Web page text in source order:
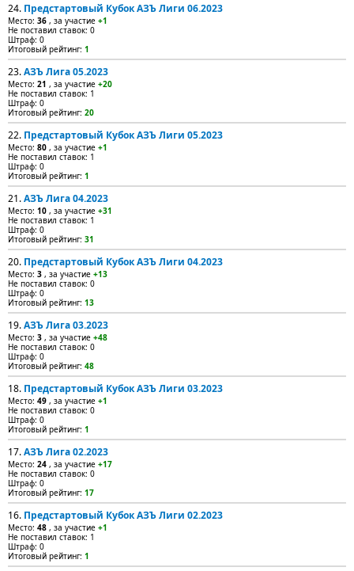
24. Предстартовый Кубок АЗЪ Лиги 06.2023
Место: 36 , за участие +1
Не поставил ставок: 0
Штраф: 0
Итоговый рейтинг: 1
23.АЗЪ Лига 05.2023
Место: 21 , за участие +20
Не поставил ставок: 1
Штраф: 0
Итоговый рейтинг: 20
22. Предстартовый Кубок АЗЪ Лиги 05.2023
Место: 80 , за участие +1
Не поставил ставок: 1
Штраф: 0
Итоговый рейтинг: 1
21.АЗЪ Лига 04.2023
Место: 10 , за участие +31
Не поставил ставок: 1
Штраф: 0
Итоговый рейтинг: 31
20. Предстартовый Кубок АЗЪ Лиги 04.2023
Место: 3 , за участие +13
Не поставил ставок: 0
Штраф: 0
Итоговый рейтинг: 13
19.АЗЪ Лига 03.2023
Место: 3 , за участие +48
Не поставил ставок: 0
Штраф: 0
Итоговый рейтинг: 48
18. Предстартовый Кубок АЗЪ Лиги 03.2023
Место: 49 , за участие +1
Не поставил ставок: 0
Штраф: 0
Итоговый рейтинг: 1
17.АЗЪ Лига 02.2023
Место: 24 , за участие +17
Не поставил ставок: 0
Штраф: 0
Итоговый рейтинг: 17
16. Предстартовый Кубок АЗЪ Лиги 02.2023
Место: 48 , за участие +1
Не поставил ставок: 1
Штраф: 0
Итоговый рейтинг: 1